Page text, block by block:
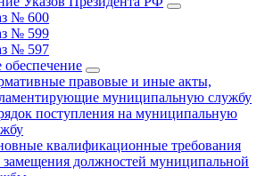
№ 600
№ 599
№ 597
обеспечение
правовые и иные акты,
муниципальную службу
поступления на муниципальную
квалификационные требования
замещения должностей муниципальной